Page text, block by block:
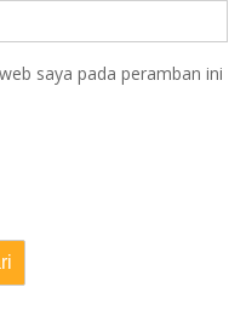
saya pada peramban ini